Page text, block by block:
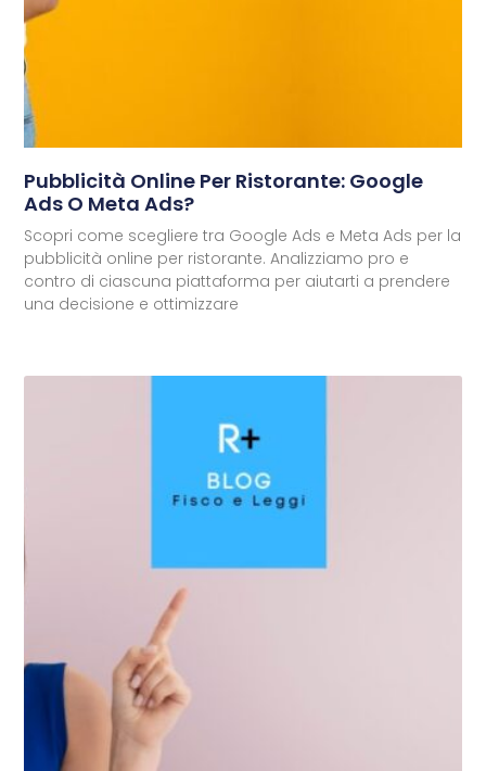
Pubblicità Online Per Ristorante: Google
Ads O Meta Ads?
Scopri come scegliere tra Google Ads e Meta Ads per la
pubblicità online per ristorante. Analizziamo pro e
contro di ciascuna piattaforma per aiutarti a prendere
una decisione e ottimizzare